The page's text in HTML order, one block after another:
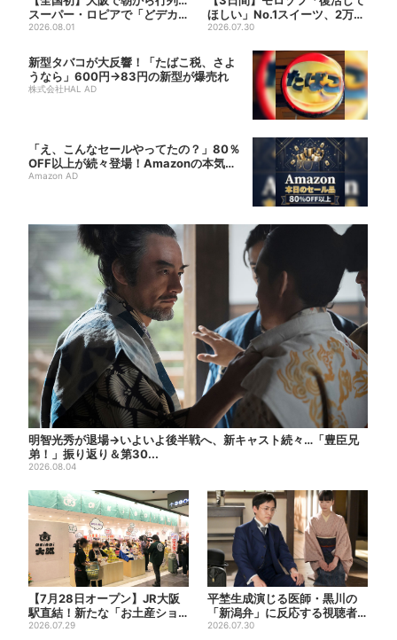
スーパー・ロピアで「どデカ
抽選会」、開始30分で“1...
2026.08.01
ほしい」No.1スイーツ、2万3
865票から選ばれた...
2026.07.30
新型タバコが大反響！「たばこ税、さよ
うなら」600円→83円の新型が爆売れ
株式会社HAL AD
「え、こんなセールやってたの？」80％
OFF以上が続々登場！Amazonの本気
が...
Amazon AD
明智光秀が退場→いよいよ後半戦へ、新キャスト続々…「豊臣兄
弟！」振り返り＆第30...
2026.08.04
【7月28日オープン】JR大阪
駅直結！新たな「お土産ショ
ップ」、銘菓バラ売りで地...
2026.07.29
平埜生成演じる医師・黒川の
「新潟弁」に反応する視聴者
続出「グッときた」
2026.07.30